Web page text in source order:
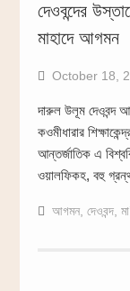
দেওবন্দের
মাহাদে আগমন
October 18,
দারুল উলূম দেওবন্দ
কওমীধারার
আন্তর্জাতিক এ
ওয়ালফিকহ, বহু
আগমন, দেওবন্দ,